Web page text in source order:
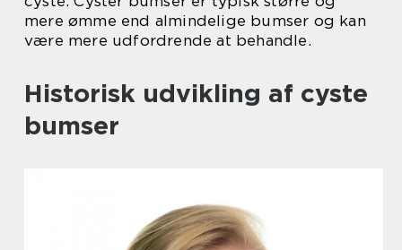
mere ømme end almindelige bumser og kan
være mere udfordrende at behandle.
Historisk udvikling af cyste
bumser